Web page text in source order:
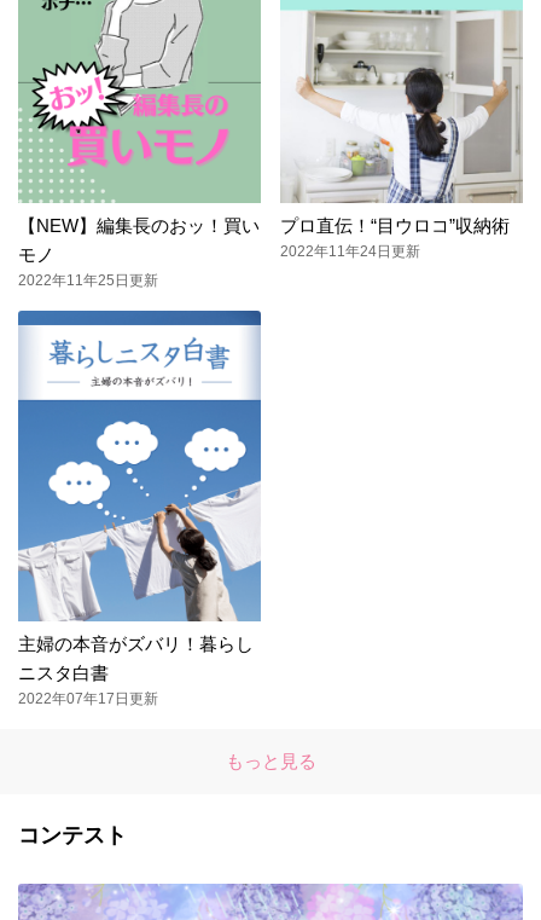
【NEW】編集長のおッ！買い
モノ
2022年11年25日更新
プロ直伝！“目ウロコ”収納術
2022年11年24日更新
主婦の本音がズバリ！暮らし
ニスタ白書
2022年07年17日更新
もっと見る
コンテスト